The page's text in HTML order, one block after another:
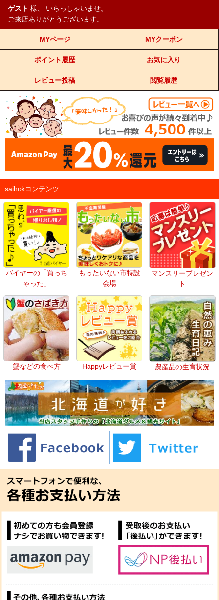
ゲスト 様、
いらっしゃいませ。
ご来店ありがとうございます。
MYページ MYクーポン
ポイント履歴 お気に入り
レビュー投稿 閲覧履歴
saihokコンテンツ
バイヤーの「買っち
ゃった」
もったいない市特設
会場
マンスリープレゼン
ト
蟹などの食べ方 Happyレビュー賞 農産品の生育状況